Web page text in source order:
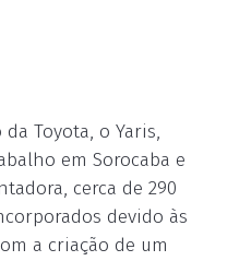
Toyota, o Yaris,
em Sorocaba e
cerca de 290
devido às
a criação de um